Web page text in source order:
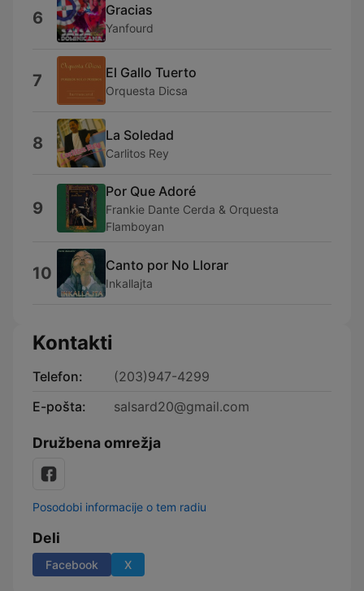
6 Gracias
Yanfourd
7 El Gallo Tuerto
Orquesta Dicsa
8 La Soledad
Carlitos Rey
9
Por Que Adoré
Frankie Dante Cerda & Orquesta
Flamboyan
10 Canto por No Llorar
Inkallajta
Kontakti
Telefon:
(203)947-4299
E-pošta:
salsard20@gmail.com
Družbena omrežja
Posodobi informacije o tem radiu
Deli
Facebook X